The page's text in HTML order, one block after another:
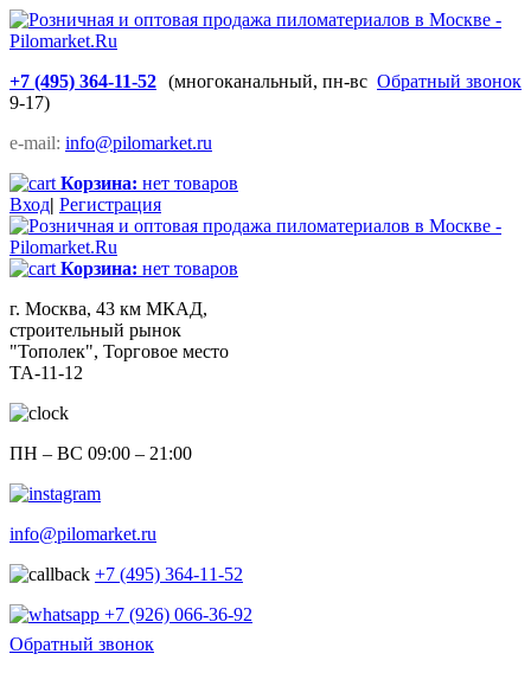
+7 (495) 364-11-52 Обратный звонок
(многоканальный, пн-вс
9-17)
e-mail: info@pilomarket.ru
Корзина: нет товаров
Вход| Регистрация
Корзина: нет товаров
г. Москва, 43 км МКАД,
строительный рынок
"Тополек", Торговое место
ТА-11-12
ПН – ВС 09:00 – 21:00
info@pilomarket.ru
+7 (495) 364-11-52
+7 (926) 066-36-92
Обратный звонок